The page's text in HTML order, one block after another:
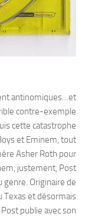
antinomiques…et
contre-exemple
cette catastrophe
et Eminem, tout
Asher Roth pour
justement, Post
Originaire de
Texas et désormais
publie avec son